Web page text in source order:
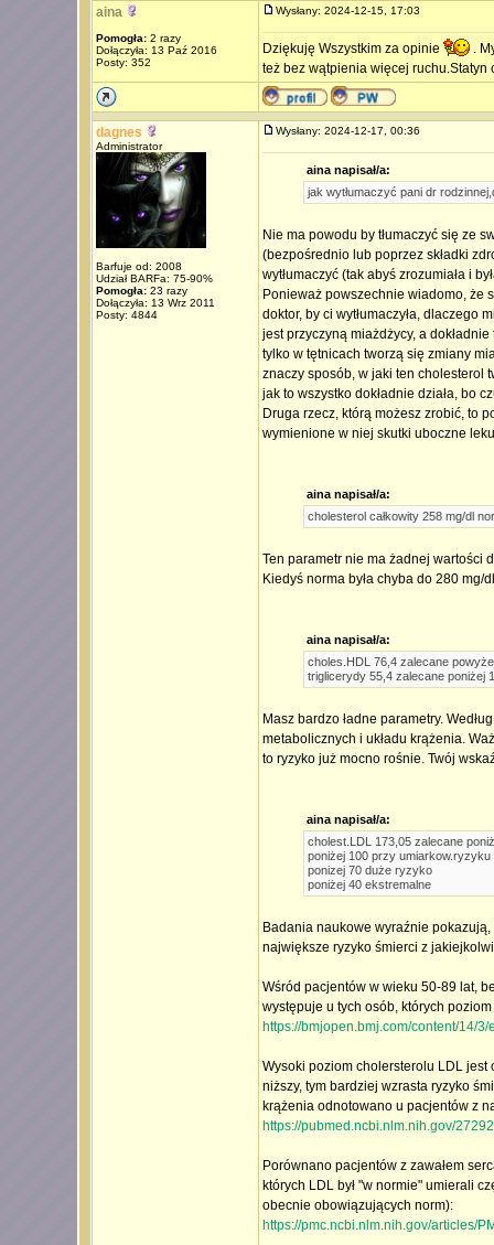
aina
Pomogła:2 razy
Dołączyła: 13 Paź 2016
Posty: 352
Wysłany: 2024-12-15, 17:03
Dziękuję Wszystkim za opinie
.
też bez wątpienia więcej ruchu.Statyn
dagnes
Administrator
Barfuje od: 2008
Udział BARFa: 75-90%
Pomogła:23 razy
Dołączyła: 13 Wrz 2011
Posty: 4844
Wysłany: 2024-12-17, 00:36
aina napisał/a:
jak wytłumaczyć pani dr
Nie ma powodu by tłumaczyć się ze
(bezpośrednio lub poprzez składki
wytłumaczyć (tak abyś zrozumiała i
Ponieważ powszechnie wiadomo, że
doktor, by ci wytłumaczyła, dlaczego
jest przyczyną miażdżycy, a
tylko w tętnicach tworzą się zmiany
znaczy sposób, w jaki ten cholesterol
jak to wszystko dokładnie działa, bo
Druga rzecz, którą możesz zrobić, to
wymienione w niej skutki uboczne
aina napisał/a:
cholesterol całkowity 258 mg/dl
Ten parametr nie ma żadnej wartości
Kiedyś norma była chyba do 280 mg/
aina napisał/a:
choles.HDL 76,4 zalecane
triglicerydy 55,4 zalecane poniżej
Masz bardzo ładne parametry.
metabolicznych i układu krążenia.
to ryzyko już mocno rośnie. Twój
aina napisał/a:
cholest.LDL 173,05 zalecane
poniżej 100 przy umiarkow.ryzyku
ponizej 70 duże ryzyko
poniżej 40 ekstremalne
Badania naukowe wyraźnie
największe ryzyko śmierci z
Wśród pacjentów w wieku 50-89 lat,
występuje u tych osób, których
https://bmjopen.bmj.com/content/14/3/
Wysoki poziom cholersterolu LDL
niższy, tym bardziej wzrasta ryzyko
krążenia odnotowano u pacjentów z
https://pubmed.ncbi.nlm.nih.gov/
Porównano pacjentów z zawałem
których LDL był "w normie" umierali
obecnie obowiązujących norm):
https://pmc.ncbi.nlm.nih.gov/articles/